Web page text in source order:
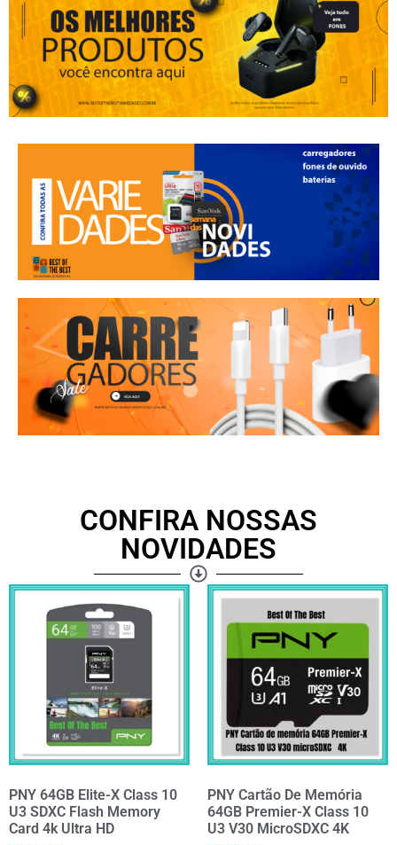
CONFIRA NOSSAS
NOVIDADES
PNY 64GB Elite-X Class 10
U3 SDXC Flash Memory
Card 4k Ultra HD
PNY Cartão De Memória
64GB Premier-X Class 10
U3 V30 MicroSDXC 4K